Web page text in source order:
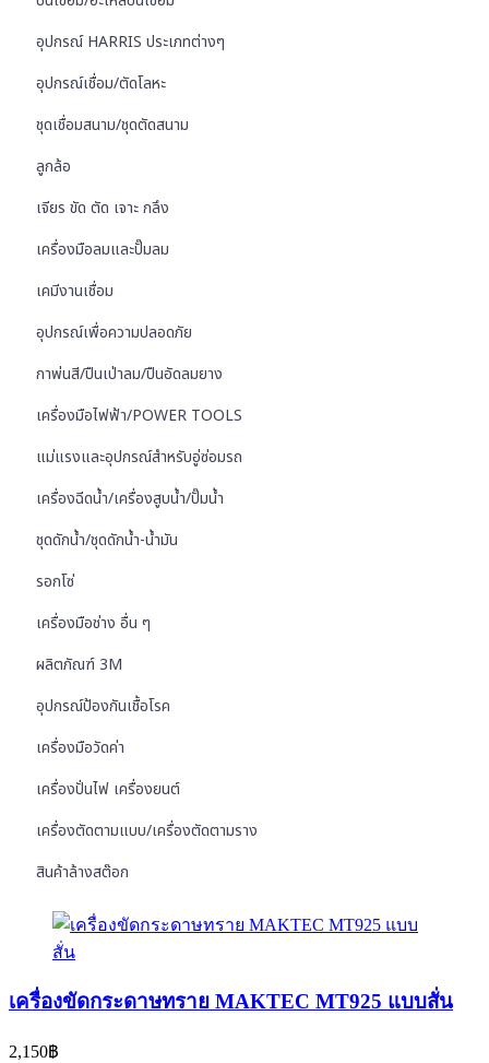
อุปกรณ์ HARRIS ประเภทต่างๆ
อุปกรณ์เชื่อม/ตัดโลหะ
ชุดเชื่อมสนาม/ชุดตัดสนาม
ลูกล้อ
เจียร ขัด ตัด เจาะ กลึง
เครื่องมือลมและปั๊มลม
เคมีงานเชื่อม
อุปกรณ์เพื่อความปลอดภัย
กาพ่นสี/ปืนเป่าลม/ปืนอัดลมยาง
เครื่องมือไฟฟ้า/POWER TOOLS
แม่แรงและอุปกรณ์สำหรับอู่ซ่อมรถ
เครื่องฉีดน้ำ/เครื่องสูบน้ำ/ปั๊มน้ำ
ชุดดักน้ำ/ชุดดักน้ำ-น้ำมัน
รอกโซ่
เครื่องมือช่าง อื่น ๆ
ผลิตภัณฑ์ 3M
อุปกรณ์ป้องกันเชื้อโรค
เครื่องมือวัดค่า
เครื่องปั่นไฟ เครื่องยนต์
เครื่องตัดตามแบบ/เครื่องตัดตามราง
สินค้าล้างสต๊อก
เครื่องขัดกระดาษทราย MAKTEC MT925 แบบสั่น
2,150฿